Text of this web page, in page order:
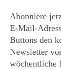
Abonniere
E-Mail-
Buttons den
Newsletter
wöchentliche